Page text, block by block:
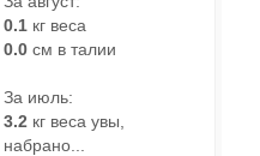
0.1 кг веса
0.0 см в талии
За июль:
3.2 кг веса увы,
набрано...